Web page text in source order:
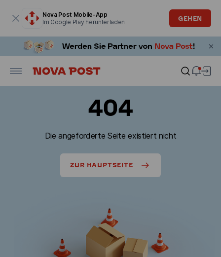
Nova Post Mobile-App
Im Google Play herunterladen
GEHEN
404
Die angeforderte Seite existiert nicht
ZUR HAUPTSEITE